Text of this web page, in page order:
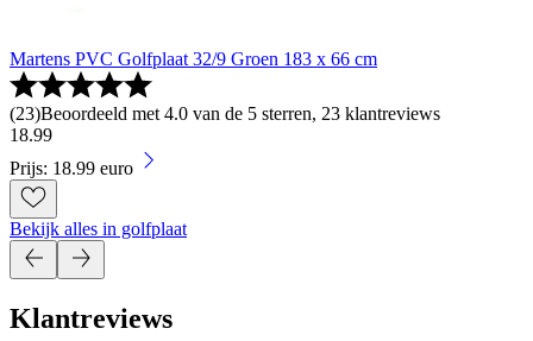
Martens PVC Golfplaat 32/9 Groen 183 x 66 cm
(23)Beoordeeld met 4.0 van de 5 sterren, 23 klantreviews
18.99
Prijs: 18.99 euro
Bekijk alles in golfplaat
Klantreviews